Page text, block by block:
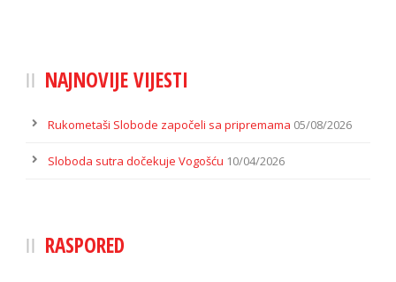
NAJNOVIJE VIJESTI
Rukometaši Slobode započeli sa pripremama 05/08/2026
Sloboda sutra dočekuje Vogošću 10/04/2026
RASPORED